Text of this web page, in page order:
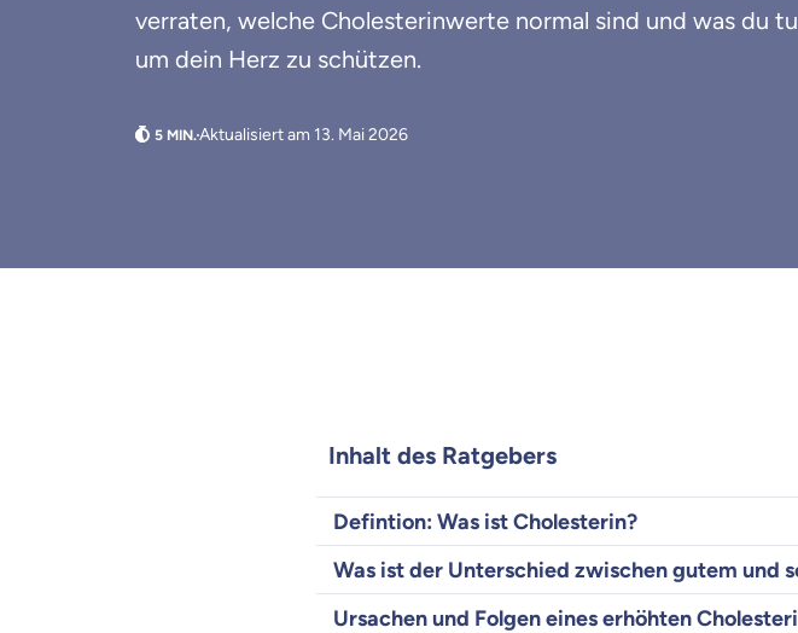
verraten, welche Cholesterinwerte normal sind und was du
um dein Herz zu schützen.
Aktualisiert am 13. Mai 2026
Inhalt des Ratgebers
Defintion: Was ist Cholesterin?
Was ist der Unterschied zwischen gutem und
Ursachen und Folgen eines erhöhten